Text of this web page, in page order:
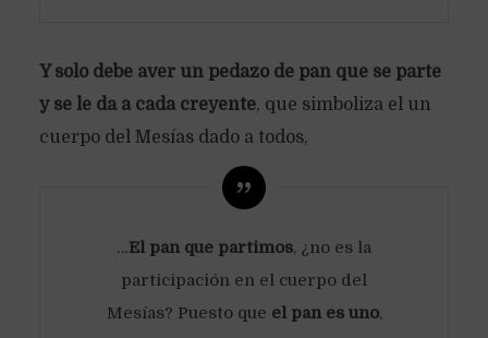
Y solo debe aver un pedazo de pan que se parte
y se le da a cada creyente, que simboliza el un
cuerpo del Mesías dado a todos,
…El pan que partimos, ¿no es la
participación en el cuerpo del
Mesías? Puesto que el pan es uno,